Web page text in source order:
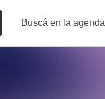
Buscá en la agenda